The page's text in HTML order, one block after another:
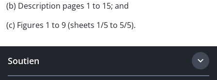
(b) Description pages 1 to 15; and
(c) Figures 1 to 9 (sheets 1/5 to 5/5).
Soutien